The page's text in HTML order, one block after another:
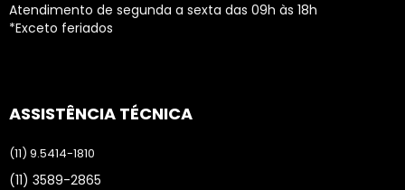
Atendimento de segunda a sexta das 09h às 18h
*Exceto feriados
ASSISTÊNCIA TÉCNICA
(11) 9.5414-1810
(11) 3589-2865